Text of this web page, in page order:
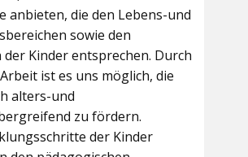
anbieten, die den Lebens-und
sowie den
Kinder entsprechen. Durch
ist es uns möglich, die
alters-und
zu fördern.
der Kinder